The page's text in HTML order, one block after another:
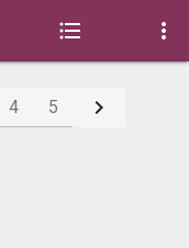
 
4 5 